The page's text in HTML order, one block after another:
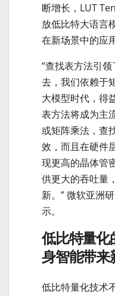
断增长，LUT
放低比特大语言
在新场景中的应用
“查找表方法引
去，我们依赖于
大模型时代，得
表方法将成为主
或矩阵乘法，查
效，而且在硬件
现更高的晶体管
供更大的吞吐量
新。” 微软亚洲
示。
低比特量化
身智能带来
低比特量化技术